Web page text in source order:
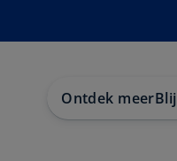
n
b
n
b
Ontdek meer